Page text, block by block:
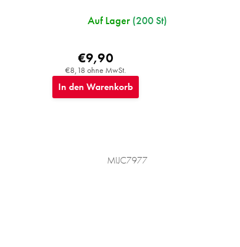
Auf Lager (200 St)
€8,18 ohne MwSt.
€9,90
In den Warenkorb
MIJC7977